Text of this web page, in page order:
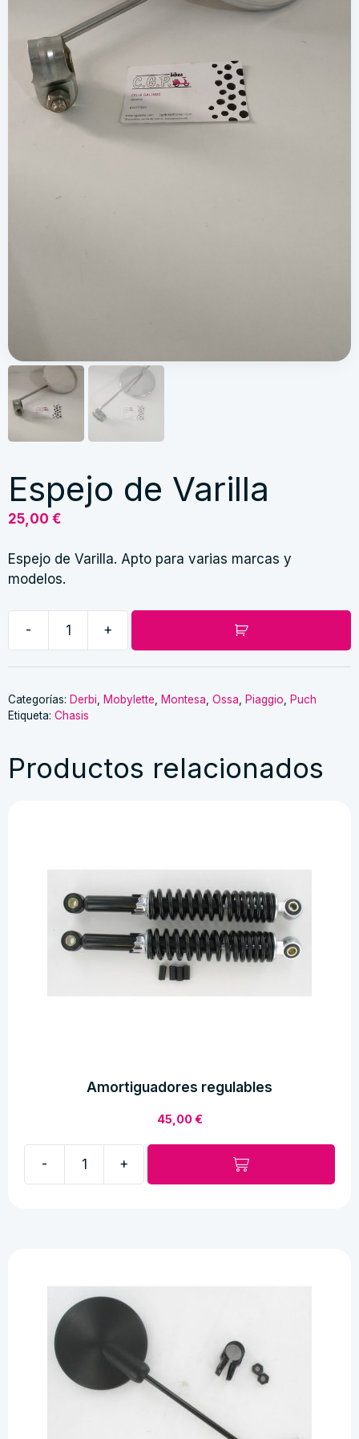
Espejo de Varilla
25,00 €
Espejo de Varilla. Apto para varias marcas y
modelos.
-
cantidad
+
Categorías: Derbi Mobylette Montesa Ossa Piaggio
Puch
Etiqueta: Chasis
Productos relacionados
Amortiguadores regulables
45,00€
-
Amortiguadores
+